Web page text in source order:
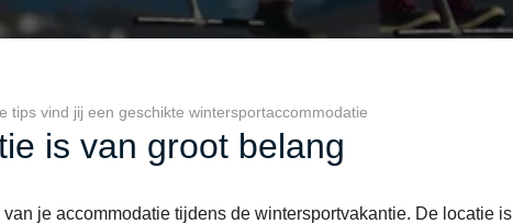
tips vind jij een geschikte wintersportaccommodatie
is van groot belang
je accommodatie tijdens de wintersportvakantie. De locatie is